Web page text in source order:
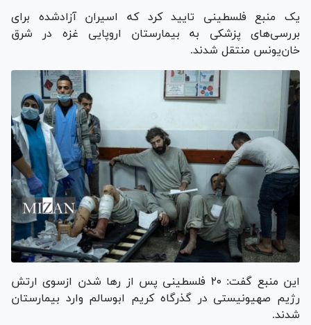
یک منبع فلسطینی تایید کرد که اسیران آزادشده برای
بررسی‌های پزشکی به بیمارستان اروپایی غزه در شرق
خان‌یونس منتقل شدند.
این منبع گفت: ۲۰ فلسطینی پس از رها شدن ازسوی ارتش
رژیم صهیونیستی در گذرگاه کریم ابوسالم وارد بیمارستان
شدند.